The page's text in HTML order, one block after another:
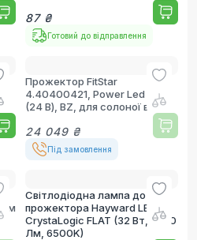
87 ₴
Готовий до відправлення
Прожектор FitStar
4.40400421, Power Led 3.0
(24 В), BZ, для солоної води
24 049 ₴
Під замовлення
Світлодіодна лампа до
прожектора Hayward LED
CrystaLogic FLAT (32 Вт, 2850
Лм, 6500K)